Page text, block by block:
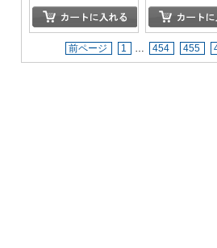
前ページ 1 … 454 455